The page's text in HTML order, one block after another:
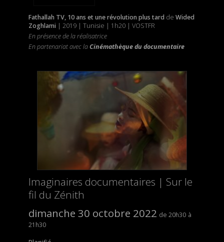
Fathallah TV, 10 ans et une révolution plus tard de Wided
Zoghlami| 2019 | Tunisie | 1h20 | VOSTFR
En présence de la réalisatrice
En partenariat avec laCinémathèque du documentaire
Imaginaires documentaires | Sur le
fil du Zénith
dimanche 30 octobre 2022
20h30
21h30